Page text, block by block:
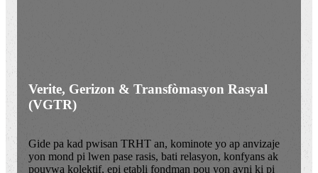
Verite, Gerizon & Transfòmasyon Rasyal
(VGTR)
Gide pa kad pwisan TRHT an, kominote yo ap anvizaje
yon mond pi lwen pase rasis, bati relasyon, konfyans ak
pouvwa kolektif, epi etabli fondman pou yon avni ki pi